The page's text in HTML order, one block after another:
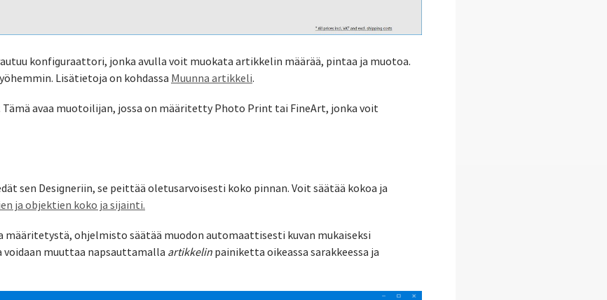
konfiguraattori, jonka avulla voit muokata artikkelin määrää, pintaa ja muotoa.
Lisätietoja on kohdassa Muunna artikkeli.
Tämä avaa muotoilijan, jossa on määritetty Photo Print tai FineArt, jonka voit
sen Designeriin, se peittää oletusarvoisesti koko pinnan. Voit säätää kokoa ja
ja objektien koko ja sijainti.
määritetystä, ohjelmisto säätää muodon automaattisesti kuvan mukaiseksi
muuttaa napsauttamalla artikkelin painiketta oikeassa sarakkeessa ja